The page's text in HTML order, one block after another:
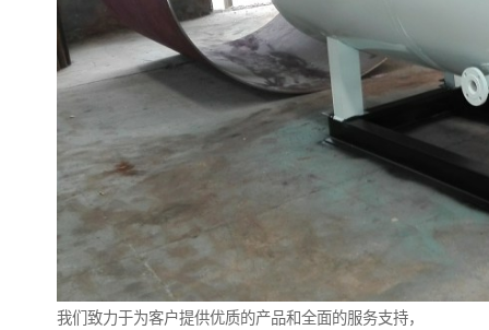
我们致力于为客户提供优质的产品和全面的服务支持，